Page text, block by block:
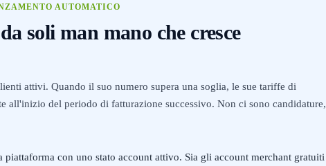
AUTOMATICO
soli man mano che cresce
attivi. Quando il suo numero supera una soglia, le sue tariffe di
all'inizio del periodo di fatturazione successivo. Non ci sono candidature,
con uno stato account attivo. Sia gli account merchant gratuiti